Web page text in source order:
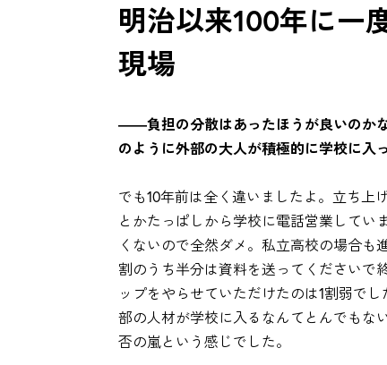
明治以来100年に一
現場
――負担の分散はあったほうが良いのか
のように外部の大人が積極的に学校に入
でも10年前は全く違いましたよ。立ち上
とかたっぱしから学校に電話営業して
くないので全然ダメ。私立高校の場合
割のうち半分は資料を送ってくださいで
ップをやらせていただけたのは1割弱で
部の人材が学校に入るなんてとんでもな
否の嵐という感じでした。